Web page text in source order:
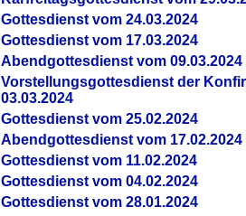
Gottesdienst vom 24.03.2024
Gottesdienst vom 17.03.2024
Abendgottesdienst vom 09.03.2024
Vorstellungsgottesdienst der
03.03.2024
Gottesdienst vom 25.02.2024
Abendgottesdienst vom 17.02.2024
Gottesdienst vom 11.02.2024
Gottesdienst vom 04.02.2024
Gottesdienst vom 28.01.2024